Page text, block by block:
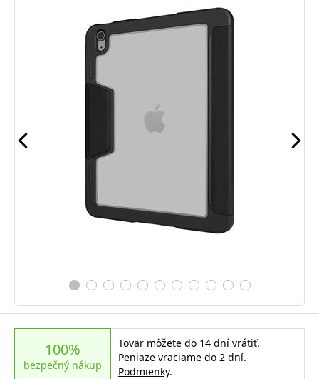
100%
bezpečný nákup
Tovar môžete do 14 dní vrátiť.
Peniaze vraciame do 2 dní.
Podmienky.